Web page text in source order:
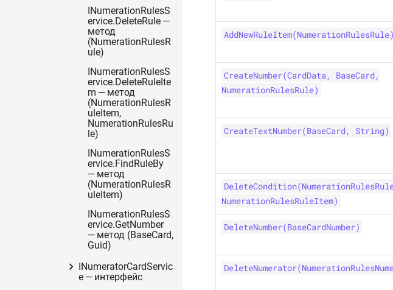
INumerationRulesS
ervice.DeleteRule —
метод
(NumerationRulesR
ule)
INumerationRulesS
ervice.DeleteRuleIte
m — метод
(NumerationRulesR
uleItem,
NumerationRulesRu
le)
INumerationRulesS
ervice.FindRuleBy
— метод
(NumerationRulesR
uleItem)
INumerationRulesS
ervice.GetNumber
— метод (BaseCard,
Guid)
INumeratorCardServic
e — интерфейс
AddNewRuleItem(NumerationRulesRule)
CreateNumber(CardData, BaseCard,
NumerationRulesRule)
CreateTextNumber(BaseCard, String)
NumerationRulesRuleItem)
DeleteNumber(BaseCardNumber)